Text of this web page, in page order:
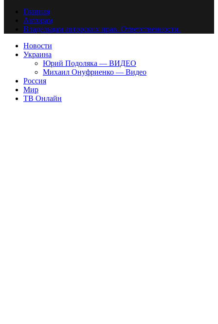
Главная
Авторам
Владельцам авторских прав. Ответственности.
Новости
Украина
Юрий Подоляка — ВИДЕО
Михаил Онуфриенко — Видео
Россия
Мир
ТВ Онлайн